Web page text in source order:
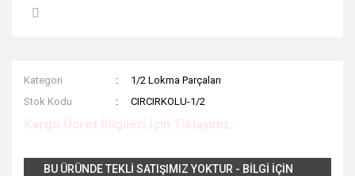
Kategori
1/2 Lokma Parçaları
Stok Kodu
CIRCIRKOLU-1/2
BU ÜRÜNDE TEKLİ SATIŞIMIZ YOKTUR - BİLGİ İÇİN